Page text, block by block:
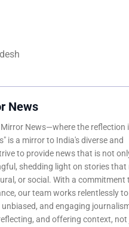
News
News—where the reflection
is a mirror to India's diverse and
to provide news that is not
shedding light on stories
or social. With a commitment
our team works relentlessly
and engaging
and offering context, not